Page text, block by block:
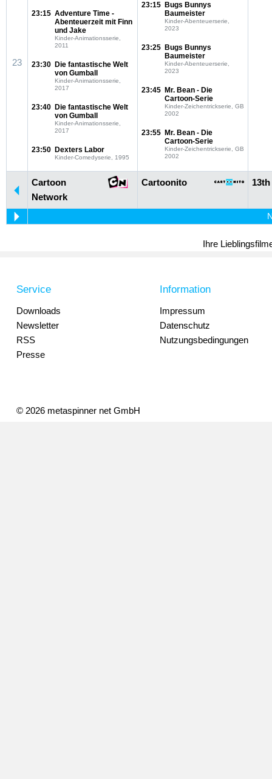
23
23:15 Adventure Time -
Abenteuerzeit mit Finn
und Jake
Kinder-Animationsserie,
2011
23:30 Die fantastische Welt
von Gumball
Kinder-Animationsserie,
2017
23:40 Die fantastische Welt
von Gumball
Kinder-Animationsserie,
2017
23:50 Dexters Labor
Kinder-Comedyserie, 1995
23:15 Bugs Bunnys
Baumeister
Kinder-Abenteuerserie,
2023
23:25 Bugs Bunnys
Baumeister
Kinder-Abenteuerserie,
2023
23:45 Mr. Bean - Die
Cartoon-Serie
Kinder-Zeichentrickserie, GB
2002
23:55 Mr. Bean - Die
Cartoon-Serie
Kinder-Zeichentrickserie, GB
2002
Cartoon
Network
Cartoonito
Ihre
Service
Downloads
Newsletter
RSS
Presse
Information
Impressum
Datenschutz
Nutzungsbedingungen
© 2026 metaspinner net GmbH